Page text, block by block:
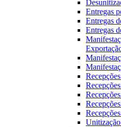
Entregas
Entregas
Entregas